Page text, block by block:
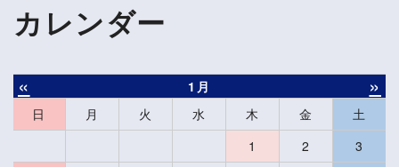
カレンダー
« 1月 »
日 月 火 水 木 金
土
1
2
3